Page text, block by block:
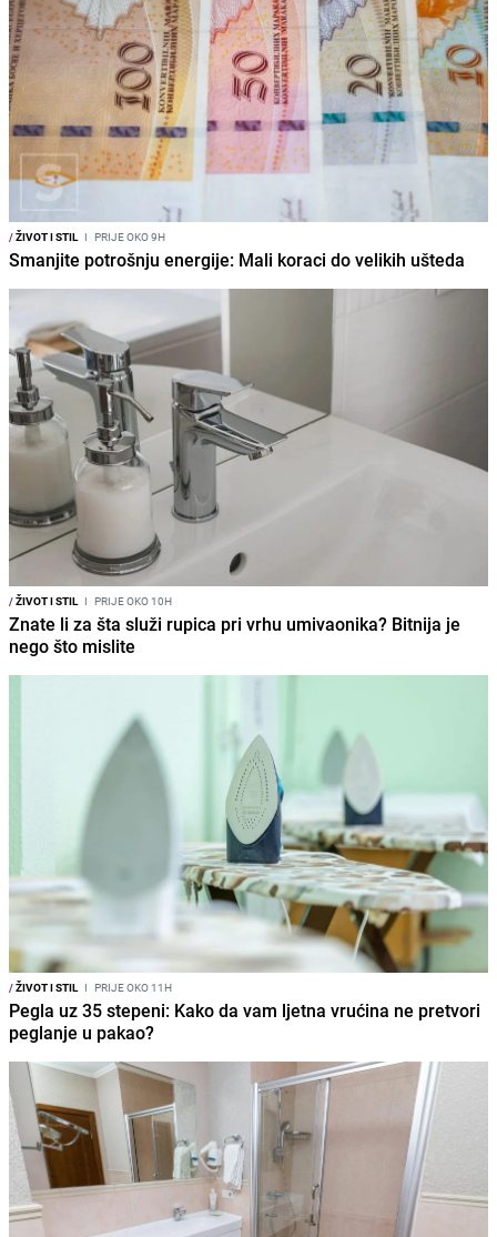
/ŽIVOT I STIL I PRIJE OKO 9H
Smanjite potrošnju energije: Mali koraci do velikih ušteda
/ŽIVOT I STIL I PRIJE OKO 10H
Znate li za šta služi rupica pri vrhu umivaonika? Bitnija je
nego što mislite
/ŽIVOT I STIL I PRIJE OKO 11H
Pegla uz 35 stepeni: Kako da vam ljetna vrućina ne pretvori
peglanje u pakao?